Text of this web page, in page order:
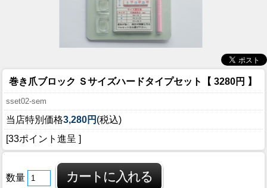
巻き爪ブロック Ｓサイズハードタイプセット【 3280円 】
sset02-sem
当店特別価格3,280円 (税込)
[33ポイント進呈 ]
数量